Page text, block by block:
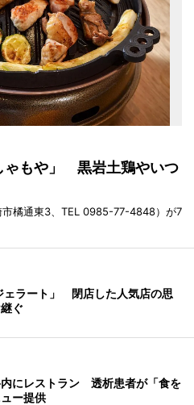
ゃもや」 黒岩土鶏やいつ
市橘通東3、TEL 0985-77-4848）が7
ェラート」 閉店した人気店の思
ぐ
にレストラン 透析患者が「食を
ー提供